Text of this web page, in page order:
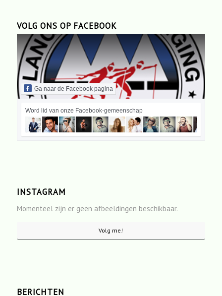
VOLG ONS OP FACEBOOK
Ga naar de Facebook pagina
Word lid van onze Facebook-gemeenschap
INSTAGRAM
Momenteel zijn er geen afbeeldingen beschikbaar.
Volg me!
BERICHTEN